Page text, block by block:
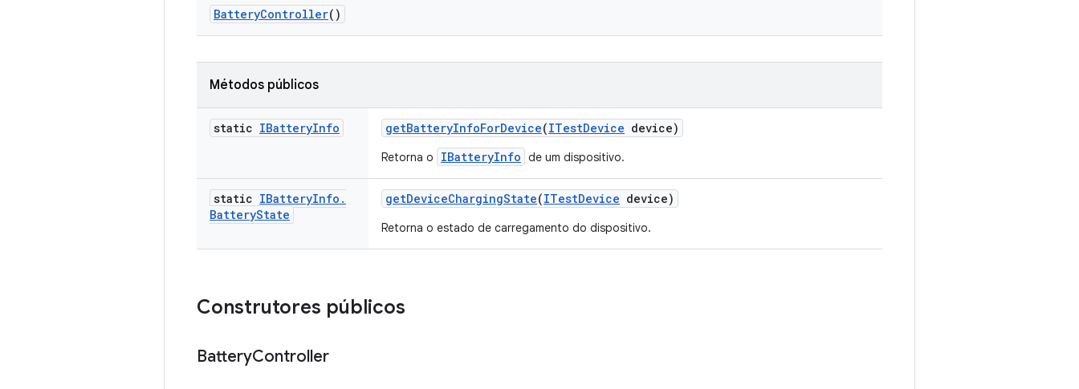
BatteryController()
Métodos públicos
static IBatteryInfo getBatteryInfoForDevice(ITestDevice device)
Retorna o IBatteryInfo de um dispositivo.
static IBatteryInfo .
BatteryState
getDeviceChargingState(ITestDevice device)
Retorna o estado de carregamento do dispositivo.
Construtores públicos
BatteryController